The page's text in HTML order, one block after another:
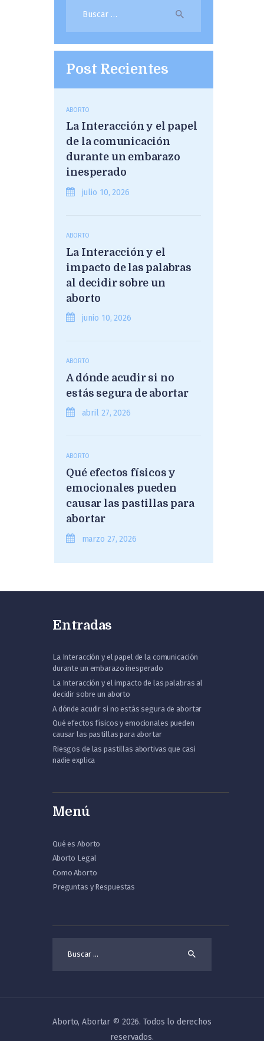
Post Recientes
ABORTO
La Interacción y el papel
de la comunicación
durante un embarazo
inesperado
julio 10, 2026
ABORTO
La Interacción y el
impacto de las palabras
al decidir sobre un
aborto
junio 10, 2026
ABORTO
A dónde acudir si no
estás segura de abortar
abril 27, 2026
ABORTO
Qué efectos físicos y
emocionales pueden
causar las pastillas para
abortar
marzo 27, 2026
Entradas
La Interacción y el papel de la comunicación
durante un embarazo inesperado
La Interacción y el impacto de las palabras al
decidir sobre un aborto
A dónde acudir si no estás segura de abortar
Qué efectos físicos y emocionales pueden
causar las pastillas para abortar
Riesgos de las pastillas abortivas que casi
nadie explica
Menú
Qué es Aborto
Aborto Legal
Como Aborto
Preguntas y Respuestas
Aborto, Abortar © 2026. Todos lo derechos
reservados.